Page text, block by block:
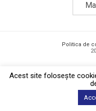
Politica de
Acest site foloseşte